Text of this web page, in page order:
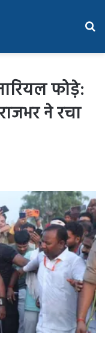
फोड़े:
ने रचा